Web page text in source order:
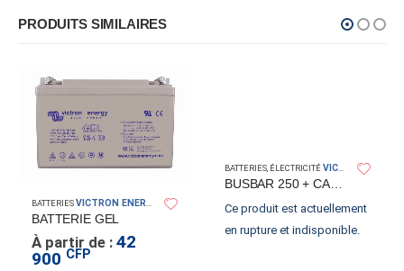
PRODUITS SIMILAIRES
BATTERIESVICTRON ENERGY
BATTERIE GEL
À partir de : 42
900 CFP
BATTERIES ÉLECTRICITÉVICTRON ENERGY
BUSBAR 250 + CACHE
Ce produit est actuellement
en rupture et indisponible.